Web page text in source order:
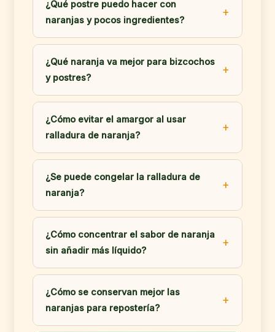
¿Qué postre puedo hacer con
naranjas y pocos ingredientes?
¿Qué naranja va mejor para bizcochos
y postres?
¿Cómo evitar el amargor al usar
ralladura de naranja?
¿Se puede congelar la ralladura de
naranja?
¿Cómo concentrar el sabor de naranja
sin añadir más líquido?
¿Cómo se conservan mejor las
naranjas para repostería?